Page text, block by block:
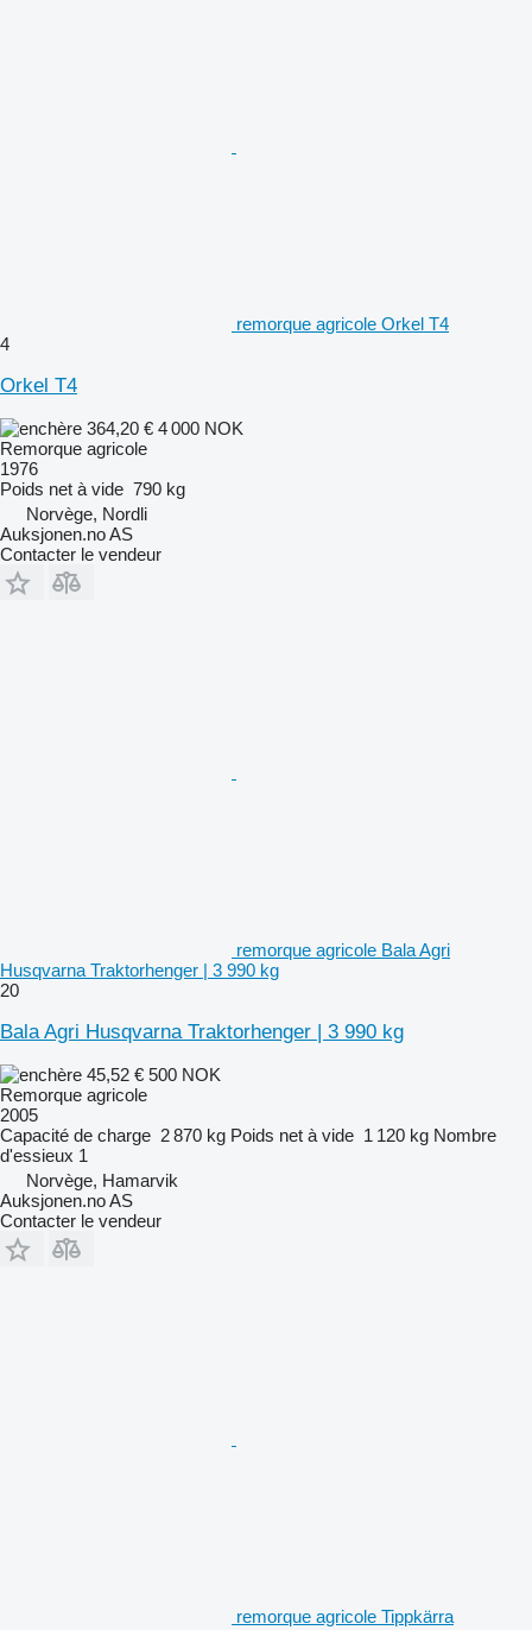
remorque agricole Orkel T4
4
Orkel T4
364,20 € 4 000 NOK
Remorque agricole
1976
Poids net à vide 790 kg
Norvège, Nordli
Auksjonen.no AS
Contacter le vendeur
remorque agricole Bala Agri
Husqvarna Traktorhenger | 3 990 kg
20
Bala Agri Husqvarna Traktorhenger | 3 990 kg
45,52 € 500 NOK
Remorque agricole
2005
Capacité de charge 2 870 kg Poids net à vide 1 120 kg Nombre
d'essieux 1
Norvège, Hamarvik
Auksjonen.no AS
Contacter le vendeur
remorque agricole Tippkärra